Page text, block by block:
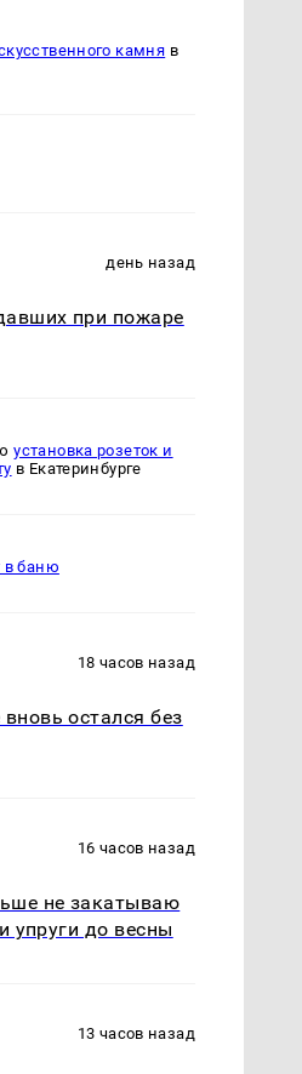
камня в
день назад
при пожаре
установка розеток и
в Екатеринбурге
в баню
18 часов назад
остался без
16 часов назад
не закатываю
упруги до весны
13 часов назад